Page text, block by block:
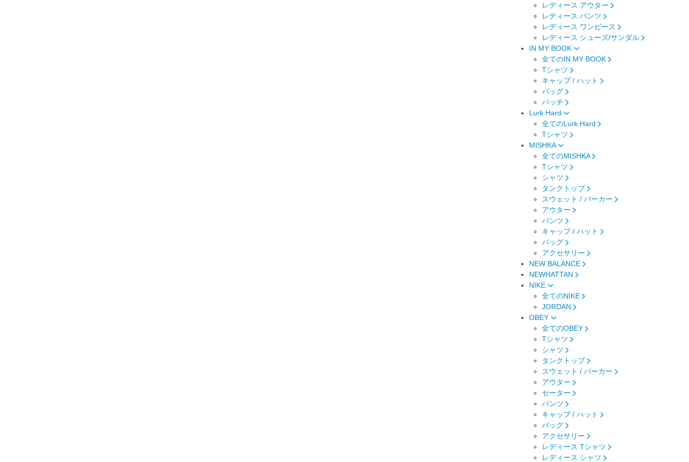
レディース アウター
レディース パンツ
レディース ワンピース
レディース シューズ/サンダル
IN MY BOOK
全てのIN MY BOOK
Tシャツ
キャップ / ハット
バッグ
パッチ
Lurk Hard
全てのLurk Hard
Tシャツ
MISHKA
全てのMISHKA
Tシャツ
シャツ
タンクトップ
スウェット / パーカー
アウター
パンツ
キャップ / ハット
バッグ
アクセサリー
NEW BALANCE
NEWHATTAN
NIKE
全てのNIKE
JORDAN
OBEY
全てのOBEY
Tシャツ
シャツ
タンクトップ
スウェット / パーカー
アウター
セーター
パンツ
キャップ / ハット
バッグ
アクセサリー
レディース Tシャツ
レディース シャツ